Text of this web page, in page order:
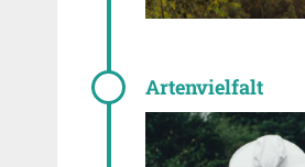
Artenvielfalt